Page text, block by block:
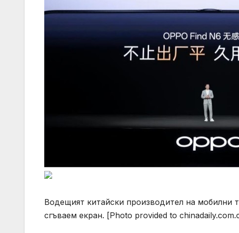
Водещият китайски производител на мобилни
сгъваем екран. [Photo provided to